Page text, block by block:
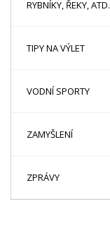
RYBNÍKY, ŘEKY, ATD.
TIPY NA VÝLET
VODNÍ SPORTY
ZAMYŠLENÍ
ZPRÁVY